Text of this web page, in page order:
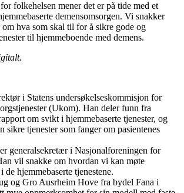
folkehelsen mener det er på tide med et
demensomsorgen. Vi snakker
om hva som skal til for å sikre gode og
til hjemmeboende med demens.
i Statens undersøkelseskommisjon for
(Ukom). Han deler funn fra
om svikt i hjemmebaserte tjenester, og
sikre tjenester som fanger om pasientenes
generalsekretær i Nasjonalforeningen for
vil snakke om hvordan vi kan møte
de hjemmebaserte tjenestene.
og Gro Ausrheim Hove fra bydel Fana i